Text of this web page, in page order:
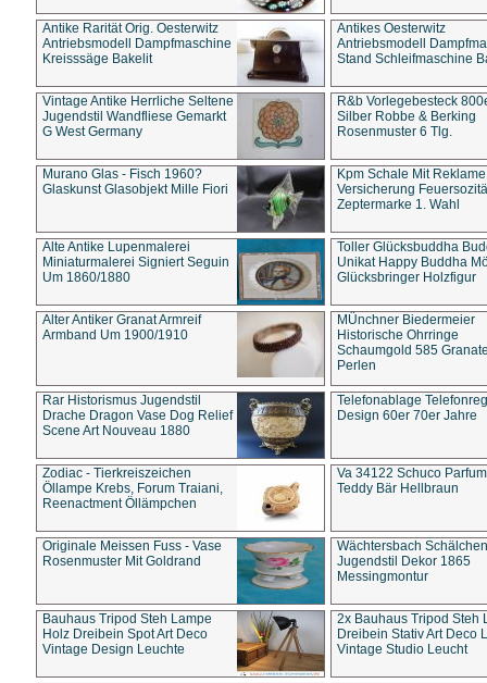
Antike Rarität Orig. Oesterwitz
Antriebsmodell Dampfmaschine
Kreisssäge Bakelit
Antikes Oesterwitz
Antriebsmodell
Stand Schleifmaschine
Vintage Antike Herrliche Seltene
Jugendstil Wandfliese Gemarkt
G West Germany
R&b Vorlegebesteck
Silber Robbe & Berking
Rosenmuster 6 Tlg.
Murano Glas - Fisch 1960?
Glaskunst Glasobjekt Mille Fiori
Kpm Schale Mit Reklame
Versicherung
Zeptermarke 1. Wahl
Alte Antike Lupenmalerei
Miniaturmalerei Signiert Seguin
Um 1860/1880
Toller Glücksbuddha
Unikat Happy Buddha
Glücksbringer Holzfigur
Alter Antiker Granat Armreif
Armband Um 1900/1910
MÜnchner Biedermeier
Historische Ohrringe
Schaumgold 585
Perlen
Rar Historismus Jugendstil
Drache Dragon Vase Dog Relief
Scene Art Nouveau 1880
Telefonablage
Design 60er 70er Jahre
Zodiac - Tierkreiszeichen
Öllampe Krebs, Forum Traiani,
Reenactment Öllämpchen
Va 34122 Schuco
Teddy Bär Hellbraun
Originale Meissen Fuss - Vase
Rosenmuster Mit Goldrand
Wächtersbach Schälchen
Jugendstil Dekor 1865
Messingmontur
Bauhaus Tripod Steh Lampe
Holz Dreibein Spot Art Deco
Vintage Design Leuchte
2x Bauhaus Tripod Steh
Dreibein Stativ Art Deco
Vintage Studio Leucht